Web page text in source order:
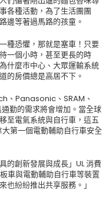
各種活動，為了生活團團
邊等著過馬路的孩童。
種恐懼，那就是塞車！只要
一個小時，甚至更長的時
什麼市中心、大眾運輸系統
的房價總是高居不下。
、Panasonic、SRAM、
勤的需求將會增加。當全球
至電氣系統與自行車，這五
第一個電動輔助自行車安全
的創新發展與成長」UL 消費
車與電動輔助自行車等裝置
也紛紛推出共享服務。」